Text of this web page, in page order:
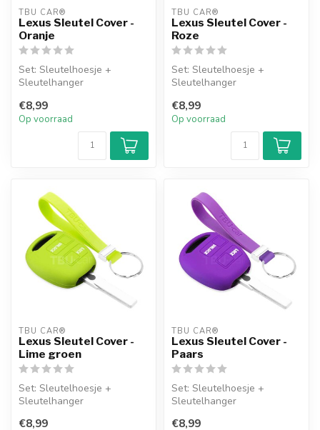
TBU CAR®
Lexus Sleutel Cover -
Oranje
Set: Sleutelhoesje +
Sleutelhanger
€8,99
Op voorraad
TBU CAR®
Lexus Sleutel Cover -
Roze
Set: Sleutelhoesje +
Sleutelhanger
€8,99
Op voorraad
TBU CAR®
Lexus Sleutel Cover -
Lime groen
Set: Sleutelhoesje +
Sleutelhanger
€8,99
TBU CAR®
Lexus Sleutel Cover -
Paars
Set: Sleutelhoesje +
Sleutelhanger
€8,99